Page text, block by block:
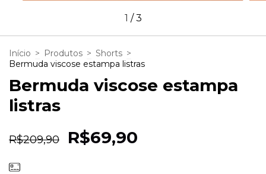
1 /3
Início > Produtos > Shorts >
Bermuda viscose estampa listras
Bermuda viscose estampa
listras
R$209,90 R$69,90